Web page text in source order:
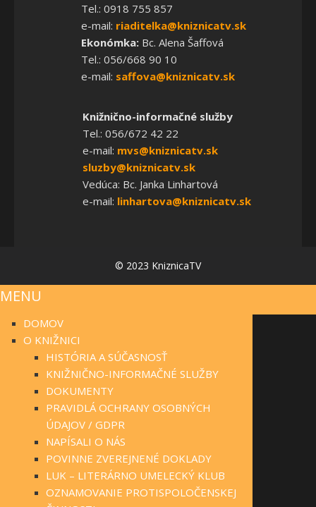
Tel.: 0918 755 857
e-mail: riaditelka@kniznicatv.sk
Ekonómka:Bc. Alena Šaffová
Tel.: 056/668 90 10
e-mail: saffova@kniznicatv.sk
Knižnično-informačné služby
Tel.: 056/672 42 22
e-mail: mvs@kniznicatv.sk
sluzby@kniznicatv.sk
Vedúca: Bc. Janka Linhartová
e-mail: linhartova@kniznicatv.sk
© 2023 KniznicaTV
MENU
DOMOV
O KNIŽNICI
HISTÓRIA A SÚČASNOSŤ
KNIŽNIČNO-INFORMAČNÉ SLUŽBY
DOKUMENTY
PRAVIDLÁ OCHRANY OSOBNÝCH
ÚDAJOV / GDPR
NAPÍSALI O NÁS
POVINNE ZVEREJNENÉ DOKLADY
LUK – LITERÁRNO UMELECKÝ KLUB
OZNAMOVANIE PROTISPOLOČENSKEJ